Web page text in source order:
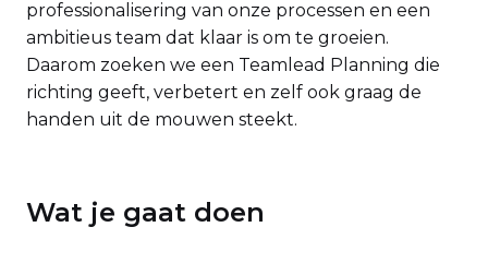
professionalisering van onze processen en een
ambitieus team dat klaar is om te groeien.
Daarom zoeken we een Teamlead Planning die
richting geeft, verbetert en zelf ook graag de
handen uit de mouwen steekt.
Wat je gaat doen